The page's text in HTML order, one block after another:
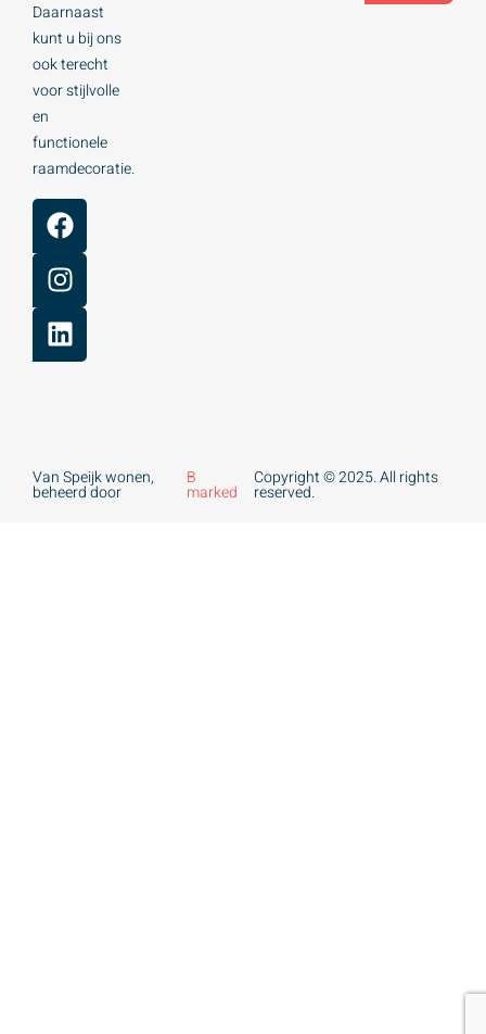
Daarnaast
kunt u bij ons
ook terecht
voor stijlvolle
en
functionele
raamdecoratie.
Van Speijk wonen,
beheerd door
B
marked
Copyright © 2025. All rights
reserved.